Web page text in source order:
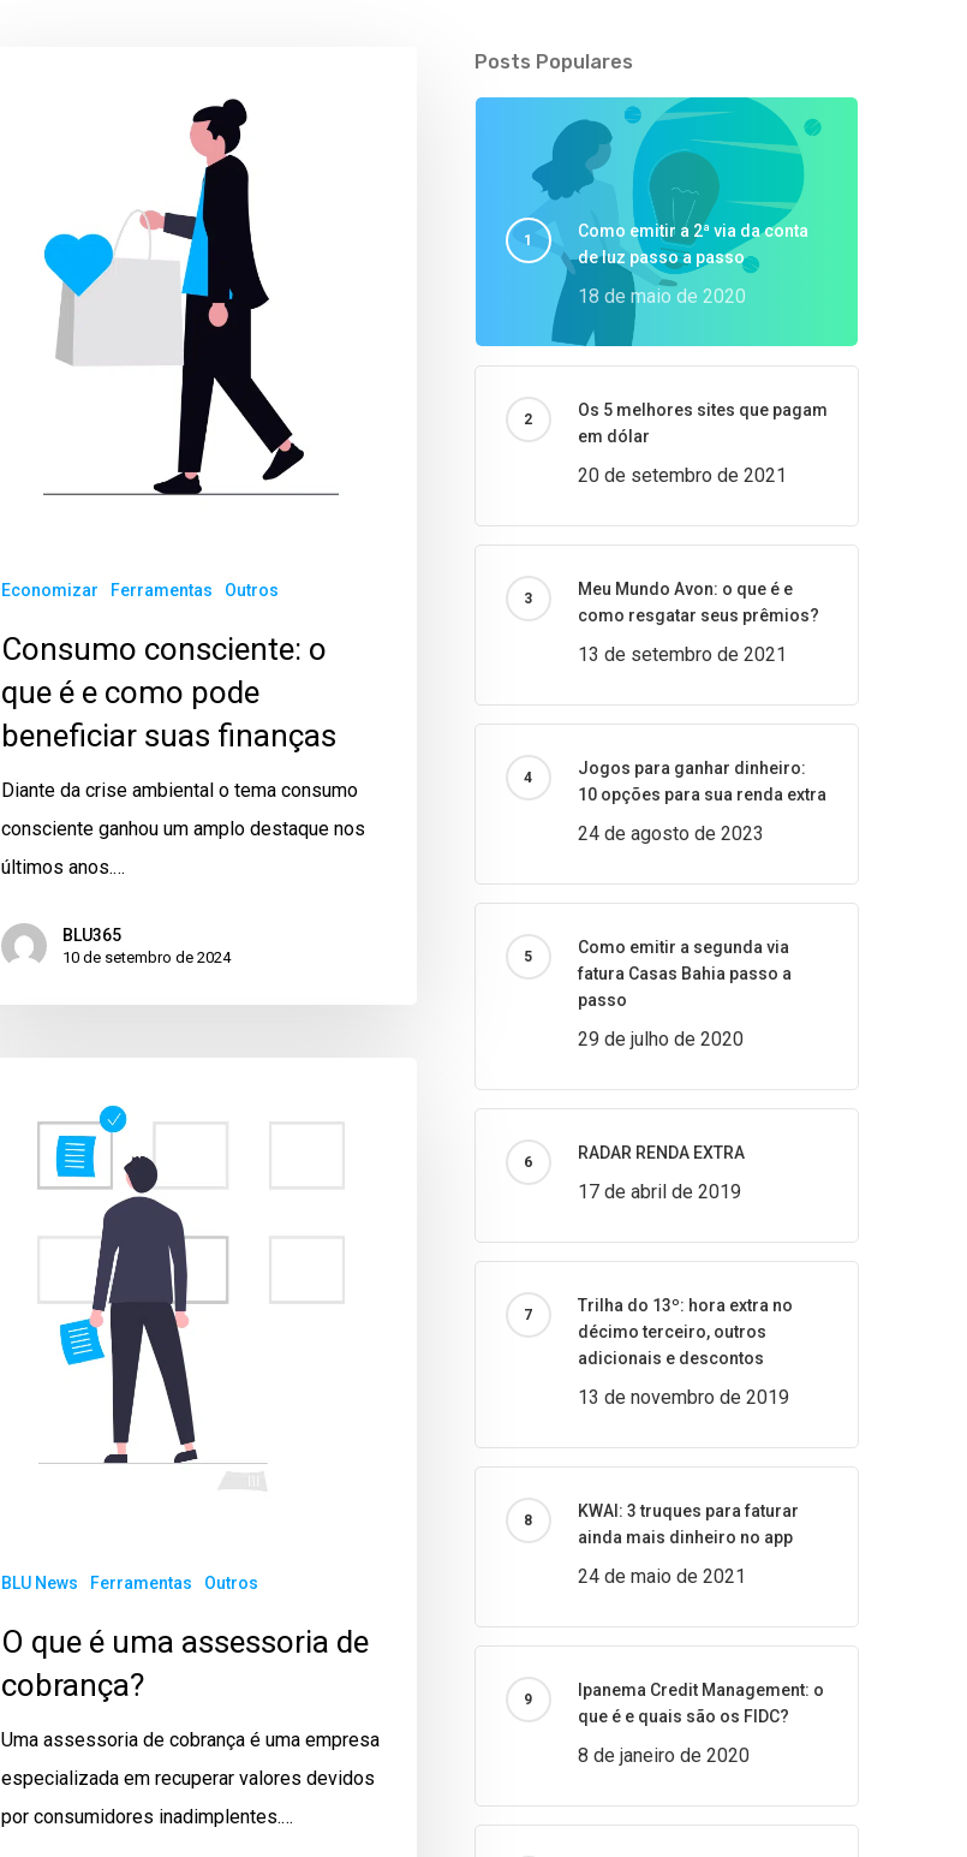
Economizar Ferramentas Outros
Consumo consciente: o
que é e como pode
beneficiar suas finanças
Diante da crise ambiental o tema consumo
consciente ganhou um amplo destaque nos
últimos anos.…
BLU365
10 de setembro de 2024
BLU News Ferramentas Outros
O que é uma assessoria de
cobrança?
Uma assessoria de cobrança é uma empresa
especializada em recuperar valores devidos
por consumidores inadimplentes.…
Posts Populares
Como emitir a 2ª via da conta
de luz passo a passo
18 de maio de 2020
Os 5 melhores sites que pagam
em dólar
20 de setembro de 2021
Meu Mundo Avon: o que é e
como resgatar seus prêmios?
13 de setembro de 2021
Jogos para ganhar dinheiro:
10 opções para sua renda extra
24 de agosto de 2023
Como emitir a segunda via
fatura Casas Bahia passo a
passo
29 de julho de 2020
RADAR RENDA EXTRA
17 de abril de 2019
Trilha do 13º: hora extra no
décimo terceiro, outros
adicionais e descontos
13 de novembro de 2019
KWAI: 3 truques para faturar
ainda mais dinheiro no app
24 de maio de 2021
Ipanema Credit Management: o
que é e quais são os FIDC?
8 de janeiro de 2020